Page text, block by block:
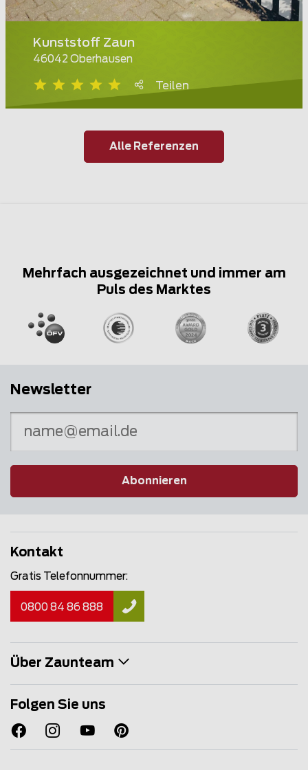
Kunststoff Zaun
46042 Oberhausen
Teilen
Alle Referenzen
Mehrfach ausgezeichnet und immer am
Puls des Marktes
Newsletter
Abonnieren
Kontakt
Gratis Telefonnummer:
0800 84 86 888
Über Zaunteam
Folgen Sie uns